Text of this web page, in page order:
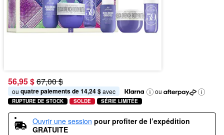
56,95 $67,00 $
ou quatre paiements de 14,24 $ avec ou
RUPTURE DE STOCK SOLDE SÉRIE LIMITÉE
Ouvrir une session pour profiter de l’expédition
GRATUITE